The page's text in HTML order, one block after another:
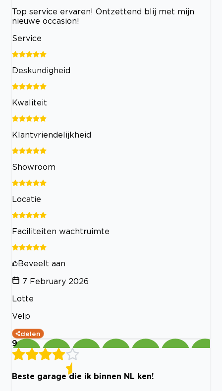
Top service ervaren! Ontzettend blij met mijn
nieuwe occasion!
Service
Deskundigheid
Kwaliteit
Klantvriendelijkheid
Showroom
Locatie
Faciliteiten wachtruimte
Beveelt aan
7 February 2026
Lotte
Velp
delen
9
Beste garage die ik binnen NL ken!